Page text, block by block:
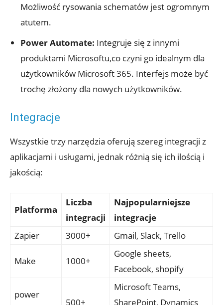
Możliwość‍ rysowania schematów jest ogromnym
atutem.
Power Automate: Integruje się z innymi
produktami Microsoftu,co czyni go ⁤idealnym dla⁢
użytkowników Microsoft 365. Interfejs może być
trochę złożony dla nowych użytkowników.
Integracje
Wszystkie trzy narzędzia oferują szereg​ integracji ‍z
aplikacjami‌ i usługami, jednak różnią się ich ilością i
jakością:
Platforma
Liczba
integracji
Najpopularniejsze
integracje
Zapier
3000+ Gmail, Slack, Trello
Make 1000+
Google sheets,
Facebook, shopify
power
500+
Microsoft Teams,
SharePoint, Dynamics